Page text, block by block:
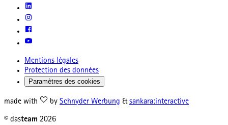
Mentions légales
Protection des données
Paramètres des cookies
made with by Schnyder Werbung & sankara:interactive
© dasteam 2026